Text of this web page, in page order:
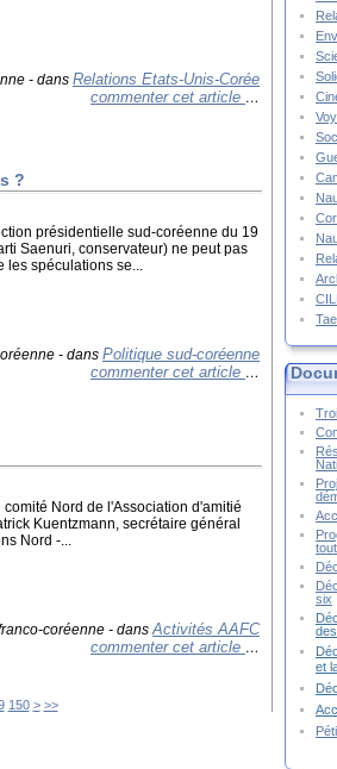
- dans Relations Etats-Unis-Corée
commenter cet article …
?
présidentielle sud-coréenne du 19
Saenuri, conservateur) ne peut pas
les spéculations se...
- dans Politique sud-coréenne
commenter cet article …
Nord de l'Association d'amitié
Kuentzmann, secrétaire général
Nord -...
coréenne - dansActivités AAFC
commenter cet article …
150 160
170
180
190
200
> >>
six
et